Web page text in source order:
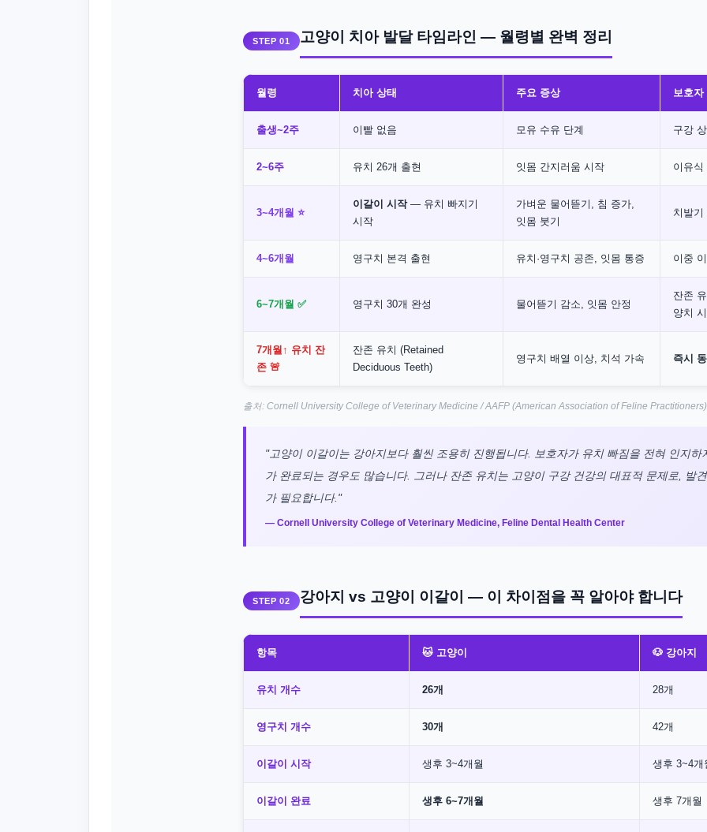
STEP 01 고양이 치아 발달 타임라인 — 월령별 완벽 정리
월령 치아 상태 주요 증상 보호
출생~2주 이빨 없음 모유 수유 단계 구강
2~6주 유치 26개 출현 잇몸 간지러움 시작 이유식
3~4개월 ⭐
이갈이 시작— 유치 빠지기
시작
가벼운 물어뜯기, 침 증가,
잇몸 붓기
치발
4~6개월 영구치 본격 출현 유치·영구치 공존, 잇몸 통증 이중
6~7개월 ✅ 영구치 30개 완성 물어뜯기 감소, 잇몸 안정
잔존
양치
7개월↑ 유치 잔
존 🚨
잔존 유치 (Retained
Deciduous Teeth)
영구치 배열 이상, 치석 가속 즉시
출처: Cornell University College of Veterinary Medicine / AAFP (American Association of Feline Practitioners)
"고양이 이갈이는 강아지보다 훨씬 조용히 진행됩니다. 보호자가 유치 빠짐을 전혀 인지하
가 완료되는 경우도 많습니다. 그러나 잔존 유치는 고양이 구강 건강의 대표적 문제로, 발
가 필요합니다."
— Cornell University College of Veterinary Medicine, Feline Dental Health Center
STEP 02 강아지 vs 고양이 이갈이 — 이 차이점을 꼭 알아야 합니다
항목 🐱 고양이 🐶 강아지
유치 개수 26개 28개
영구치 개수 30개 42개
이갈이 시작 생후 3~4개월 생후 3~4개
이갈이 완료 생후 6~7개월 생후 7개월